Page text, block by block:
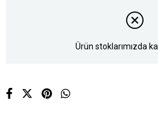
Ürün stoklarımızda